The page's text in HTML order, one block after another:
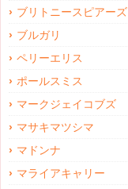
ブリトニースピアーズ
ブルガリ
ペリーエリス
ポールスミス
マークジェイコブズ
マサキマツシマ
マドンナ
マライアキャリー